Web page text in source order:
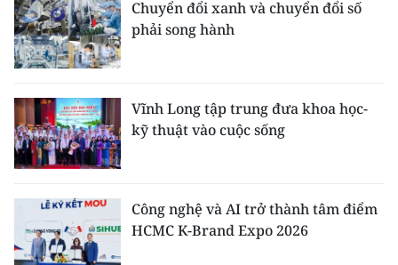
Chuyển đổi xanh và chuyển đổi số
phải song hành
Vĩnh Long tập trung đưa khoa học-
kỹ thuật vào cuộc sống
Công nghệ và AI trở thành tâm điểm
HCMC K-Brand Expo 2026